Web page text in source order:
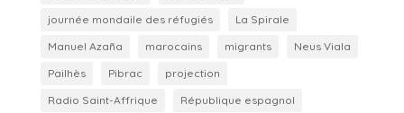
journée mondaile des réfugiés
La Spirale
Manuel Azaña
marocains migrants
Neus Viala
Pailhès
Pibrac
projection
Radio Saint-Affrique
République espagnol